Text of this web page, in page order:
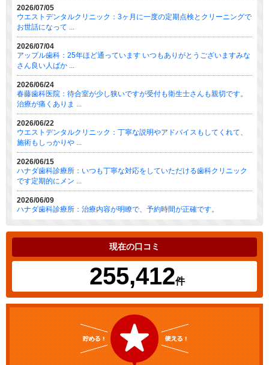
2026/07/05
ウエストデンタルクリニック：3ヶ月に一度の定期点検とクリーニングで
お世話になって ...
2026/07/04
アップル歯科：25年ほど通っています いつもありがとうございますみな
さん良い人ばか ...
2026/06/24
春藤歯科医院：待合室が少し狭いですが受付も衛生士さんも親切です。
治療が痛くありま ...
2026/06/22
ウエストデンタルクリニック：丁寧な説明やアドバイスもしてくれて、
施術もしっかりや ...
2026/06/15
ハナダ歯科診療所：いつも丁寧な対応をしていただける歯科クリニック
です定期的にメン ...
2026/06/09
ハナダ歯科診療所：治療内容が明瞭で、予約時間が正確です。
現在の口コミ
255,412件